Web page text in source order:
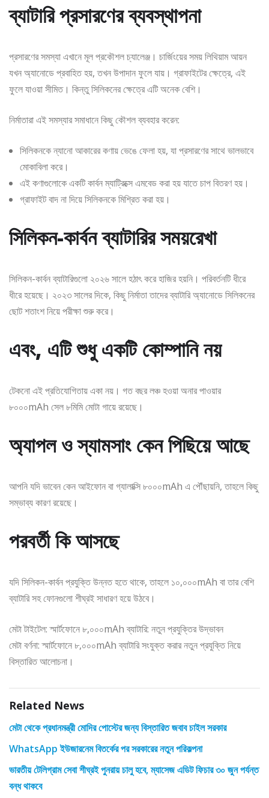
ব্যাটারি প্রসারণের ব্যবস্থাপনা
প্রসারণের সমস্যা এখানে মূল প্রকৌশল চ্যালেঞ্জ। চার্জিংয়ের সময় লিথিয়াম আয়ন
যখন অ্যানোডে প্রবাহিত হয়, তখন উপাদান ফুলে যায়। গ্রাফাইটের ক্ষেত্রে, এই
ফুলে যাওয়া সীমিত। কিন্তু সিলিকনের ক্ষেত্রে এটি অনেক বেশি।
নির্মাতারা এই সমস্যার সমাধানে কিছু কৌশল ব্যবহার করেন:
সিলিকনকে ন্যানো আকারের কণায় ভেঙে ফেলা হয়, যা প্রসারণের সাথে ভালভাবে
মোকাবিলা করে।
এই কণাগুলোকে একটি কার্বন ম্যাট্রিক্সে এমবেড করা হয় যাতে চাপ বিতরণ হয়।
গ্রাফাইট বাদ না দিয়ে সিলিকনকে মিশ্রিত করা হয়।
সিলিকন-কার্বন ব্যাটারির সময়রেখা
সিলিকন-কার্বন ব্যাটারিগুলো ২০২৬ সালে হঠাৎ করে হাজির হয়নি। পরিবর্তনটি ধীরে
ধীরে হয়েছে। ২০২৩ সালের দিকে, কিছু নির্মাতা তাদের ব্যাটারি অ্যানোডে সিলিকনের
ছোট শতাংশ নিয়ে পরীক্ষা শুরু করে।
এবং, এটি শুধু একটি কোম্পানি নয়
টেকনো এই প্রতিযোগিতায় একা নয়। গত বছর লঞ্চ হওয়া অনার পাওয়ার
৮০০০mAh সেল ৮মিমি মোটা গায়ে রয়েছে।
অ্যাপল ও স্যামসাং কেন পিছিয়ে আছে
আপনি যদি ভাবেন কেন আইফোন বা গ্যালাক্সি ৮০০০mAh এ পৌঁছায়নি, তাহলে কিছু
সম্ভাব্য কারণ রয়েছে।
পরবর্তী কি আসছে
যদি সিলিকন-কার্বন প্রযুক্তি উন্নত হতে থাকে, তাহলে ১০,০০০mAh বা তার বেশি
ব্যাটারি সহ ফোনগুলো শীঘ্রই সাধারণ হয়ে উঠবে।
মেটা টাইটেল: স্মার্টফোনে ৮,০০০mAh ব্যাটারি: নতুন প্রযুক্তির উদ্ভাবন
মেটা বর্ণনা: স্মার্টফোনে ৮,০০০mAh ব্যাটারি সংযুক্ত করার নতুন প্রযুক্তি নিয়ে
বিস্তারিত আলোচনা।
Related News
মেটা থেকে প্রধানমন্ত্রী মোদির পোস্টের জন্য বিস্তারিত জবাব চাইল সরকার
WhatsApp ইউজারনেম বিতর্কের পর সরকারের নতুন পরিকল্পনা
ভারতীয় টেলিগ্রাম সেবা শীঘ্রই পুনরায় চালু হবে, ম্যাসেজ এডিট ফিচার ৩০ জুন পর্যন্ত
বন্ধ থাকবে